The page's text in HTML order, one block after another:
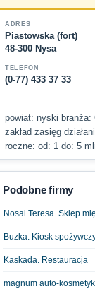
ADRES
Piastowska (fort)
48-300 Nysa
TELEFON
(0-77) 433 37 33
powiat: nyski branża:
zakład zasięg
roczne: od: 1 do: 5
Podobne firmy
Nosal Teresa. Sklep
Buzka. Kiosk
Kaskada. Restauracja
magnum auto-